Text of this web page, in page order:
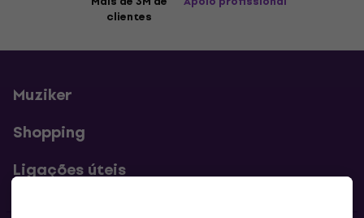
clientes
Muziker
Shopping
Ligações úteis